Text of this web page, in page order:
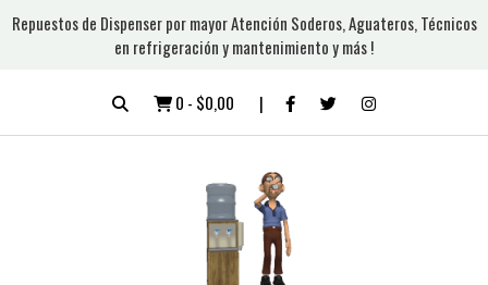
Repuestos de Dispenser por mayor Atención Soderos, Aguateros, Técnicos
en refrigeración y mantenimiento y más !
0 - $0,00